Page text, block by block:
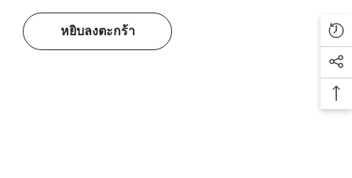
หยิบลงตะกร้า